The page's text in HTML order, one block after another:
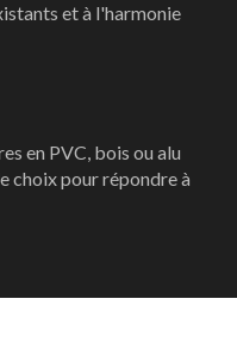
et à l'harmonie
en PVC, bois ou alu
choix pour répondre à